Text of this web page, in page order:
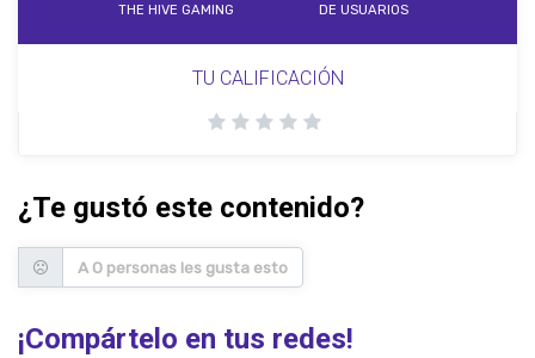
THE HIVE GAMING
DE USUARIOS
TU CALIFICACIÓN
¿Te gustó este contenido?
A 0 personas les gusta esto
¡Compártelo en tus redes!